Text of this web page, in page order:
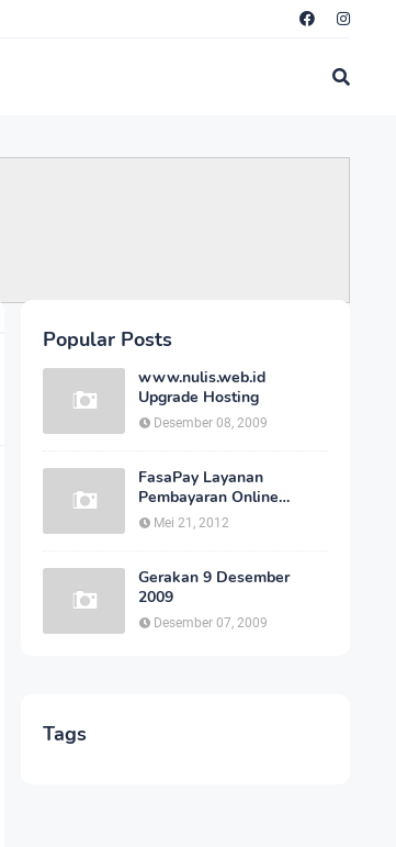
Popular Posts
www.nulis.web.id
Upgrade Hosting
Desember 08, 2009
FasaPay Layanan
Pembayaran Online
Indonesia Cepat dan
Mei 21, 2012
Gerakan 9 Desember
2009
Desember 07, 2009
Tags